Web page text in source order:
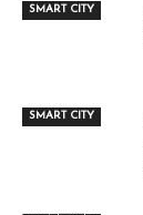
SMART CITY
SMART CITY